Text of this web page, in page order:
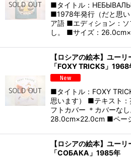
■タイトル：
■1978年発行（だと思
ア語 ■エディション：
し。 ■サイズ：
【ロシアの絵本】ユー
「FOXY TRICKS」1968
■タイトル：FOXY
思います） ■テキスト
フトカバー ＊カバーな
28.0cm×22.0cm ■ペー
【ロシアの絵本】ユー
「СОБАКА」1985年